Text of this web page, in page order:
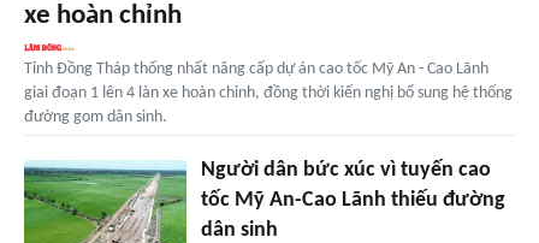
xe hoàn chỉnh
Tỉnh Đồng Tháp thống nhất nâng cấp dự án cao tốc Mỹ An - Cao Lãnh
giai đoạn 1 lên 4 làn xe hoàn chỉnh, đồng thời kiến nghị bổ sung hệ thống
đường gom dân sinh.
Người dân bức xúc vì tuyến cao
tốc Mỹ An-Cao Lãnh thiếu đường
dân sinh